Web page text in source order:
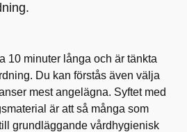
10 minuter långa och är tänkta
Du kan förstås även välja
mest angelägna. Syftet med
är att så många som
grundläggande vårdhygienisk